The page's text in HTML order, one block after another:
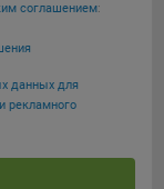
файлы cookie
рекламных
запоминают,
посещают
эффективность
соглашением:
данных для
рекламного